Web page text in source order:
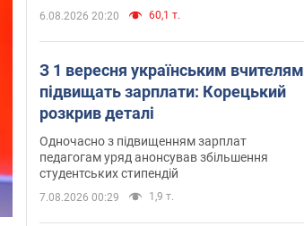
6.08.2026 20:20 60,1 т.
З 1 вересня українським вчителям
підвищать зарплати: Корецький
розкрив деталі
Одночасно з підвищенням зарплат
педагогам уряд анонсував збільшення
студентських стипендій
7.08.2026 00:29 1,9 т.